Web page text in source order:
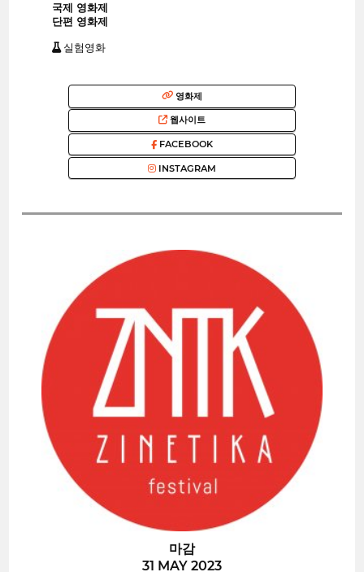
국제 영화제
단편 영화제
실험영화
영화제
웹사이트
FACEBOOK
INSTAGRAM
마감
31 MAY 2023